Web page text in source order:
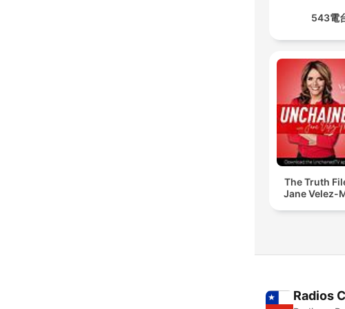
543電
The Truth
Jane Velez-
Radios